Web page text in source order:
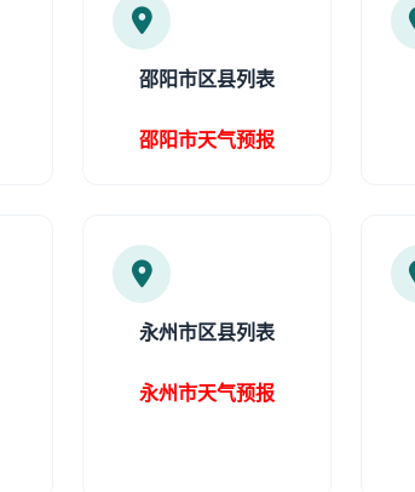
邵阳市区县列表
邵阳市天气预报
永州市区县列表
永州市天气预报